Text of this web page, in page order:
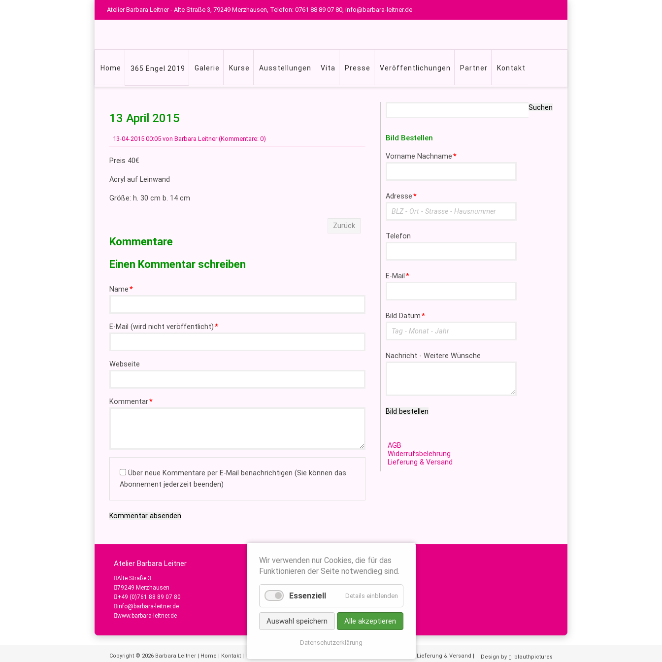
Atelier Barbara Leitner - Alte Straße 3, 79249 Merzhausen, Telefon: 0761 88 89 07 80, info@barbara-leitner.de
Navigation
Home 365 Engel 2019 Galerie Kurse Ausstellungen Vita Presse Veröffentlichungen Partner Kontakt
13 April 2015
13-04-2015 00:05 von Barbara Leitner (Kommentare: 0)
Preis 40€
Acryl auf Leinwand
Größe: h. 30 cm b. 14 cm
Zurück
Kommentare
Einen Kommentar schreiben
Pflichtfeld
Name*
Pflichtfeld
E-Mail (wird nicht veröffentlicht)*
Webseite
Pflichtfeld
Kommentar*
Über neue Kommentare per E-Mail benachrichtigen (Sie können das
Abonnement jederzeit beenden)
Kommentar absenden
Suchen
Bild Bestellen
Pflichtfeld
Vorname Nachname*
Pflichtfeld
Adresse*
Telefon
Pflichtfeld
E-Mail *
Pflichtfeld
Bild Datum*
Nachricht - Weitere Wünsche
Bild bestellen
AGB
Widerrufsbelehrung
Lieferung & Versand
Atelier Barbara Leitner
Alte Straße 3
79249 Merzhausen
+49 (0)761 88 89 07 80
info@barbara-leitner.de
www.barbara-leitner.de
Copyright © 2026 Barbara Leitner Home Kontakt Lieferung & Versand Design by blauthpictures
Wir verwenden nur Cookies, die für das
Funktionieren der Seite notwendieg sind.
Essenziell Details einblenden
Auswahl speichern Alle akzeptieren
Datenschutzerklärung